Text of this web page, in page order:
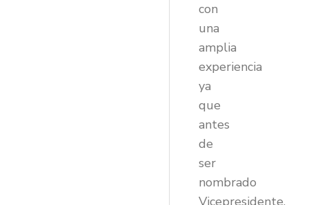
con
una
amplia
experiencia
ya
que
antes
de
ser
nombrado
Vicepresidente,